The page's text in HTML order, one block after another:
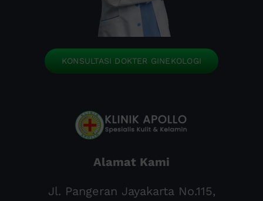
KONSULTASI DOKTER GINEKOLOGI
Alamat Kami
Jl. Pangeran Jayakarta No.115,